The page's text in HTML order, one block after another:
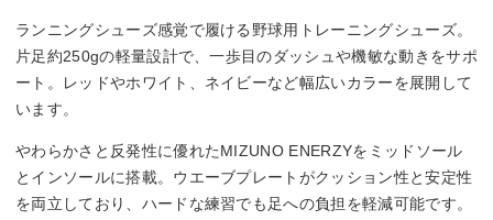
ランニングシューズ感覚で履ける野球用トレーニングシューズ。
片足約250gの軽量設計で、一歩目のダッシュや機敏な動きをサポ
ート。レッドやホワイト、ネイビーなど幅広いカラーを展開して
います。
やわらかさと反発性に優れたMIZUNO ENERZYをミッドソール
とインソールに搭載。ウエーブプレートがクッション性と安定性
を両立しており、ハードな練習でも足への負担を軽減可能です。